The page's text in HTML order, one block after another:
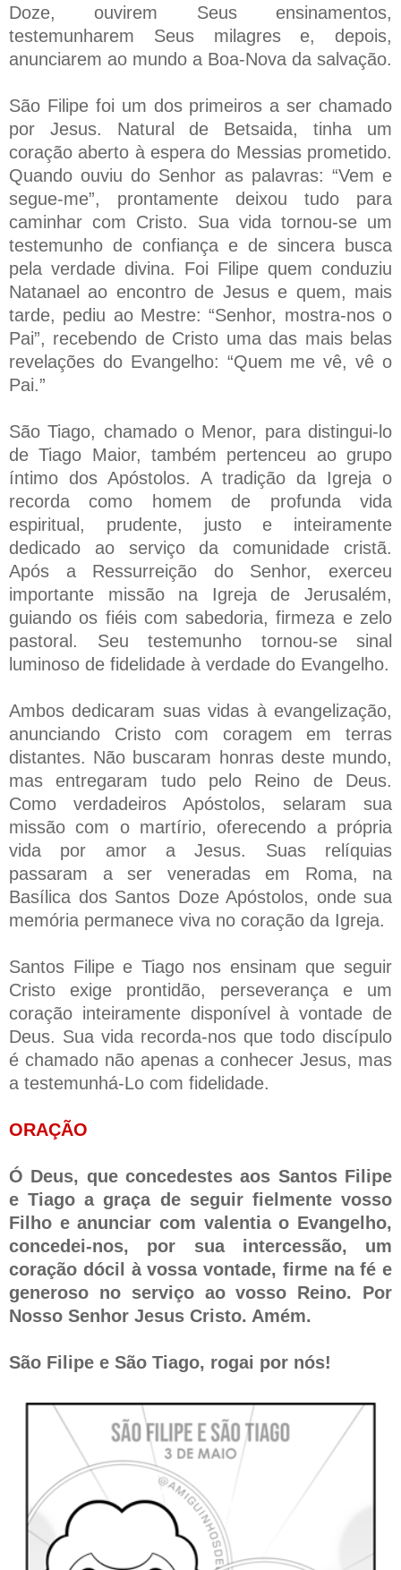
Doze, ouvirem Seus ensinamentos,
testemunharem Seus milagres e, depois,
anunciarem ao mundo a Boa-Nova da salvação.
São Filipe foi um dos primeiros a ser chamado
por Jesus. Natural de Betsaida, tinha um
coração aberto à espera do Messias prometido.
Quando ouviu do Senhor as palavras: “Vem e
segue-me”, prontamente deixou tudo para
caminhar com Cristo. Sua vida tornou-se um
testemunho de confiança e de sincera busca
pela verdade divina. Foi Filipe quem conduziu
Natanael ao encontro de Jesus e quem, mais
tarde, pediu ao Mestre: “Senhor, mostra-nos o
Pai”, recebendo de Cristo uma das mais belas
revelações do Evangelho: “Quem me vê, vê o
Pai.”
São Tiago, chamado o Menor, para distingui-lo
de Tiago Maior, também pertenceu ao grupo
íntimo dos Apóstolos. A tradição da Igreja o
recorda como homem de profunda vida
espiritual, prudente, justo e inteiramente
dedicado ao serviço da comunidade cristã.
Após a Ressurreição do Senhor, exerceu
importante missão na Igreja de Jerusalém,
guiando os fiéis com sabedoria, firmeza e zelo
pastoral. Seu testemunho tornou-se sinal
luminoso de fidelidade à verdade do Evangelho.
Ambos dedicaram suas vidas à evangelização,
anunciando Cristo com coragem em terras
distantes. Não buscaram honras deste mundo,
mas entregaram tudo pelo Reino de Deus.
Como verdadeiros Apóstolos, selaram sua
missão com o martírio, oferecendo a própria
vida por amor a Jesus. Suas relíquias
passaram a ser veneradas em Roma, na
Basílica dos Santos Doze Apóstolos, onde sua
memória permanece viva no coração da Igreja.
Santos Filipe e Tiago nos ensinam que seguir
Cristo exige prontidão, perseverança e um
coração inteiramente disponível à vontade de
Deus. Sua vida recorda-nos que todo discípulo
é chamado não apenas a conhecer Jesus, mas
a testemunhá-Lo com fidelidade.
ORAÇÃO
Ó Deus, que concedestes aos Santos Filipe
e Tiago a graça de seguir fielmente vosso
Filho e anunciar com valentia o Evangelho,
concedei-nos, por sua intercessão, um
coração dócil à vossa vontade, firme na fé e
generoso no serviço ao vosso Reino. Por
Nosso Senhor Jesus Cristo. Amém.
São Filipe e São Tiago, rogai por nós!